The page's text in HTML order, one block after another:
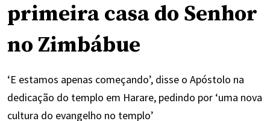
primeira casa do Senhor
no Zimbábue
‘E estamos apenas começando’, disse o Apóstolo na
dedicação do templo em Harare, pedindo por ‘uma nova
cultura do evangelho no templo’